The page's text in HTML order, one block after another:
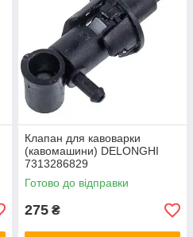
Клапан для кавоварки
(кавомашини) DELONGHI
7313286829
Готово до відправки
275 ₴